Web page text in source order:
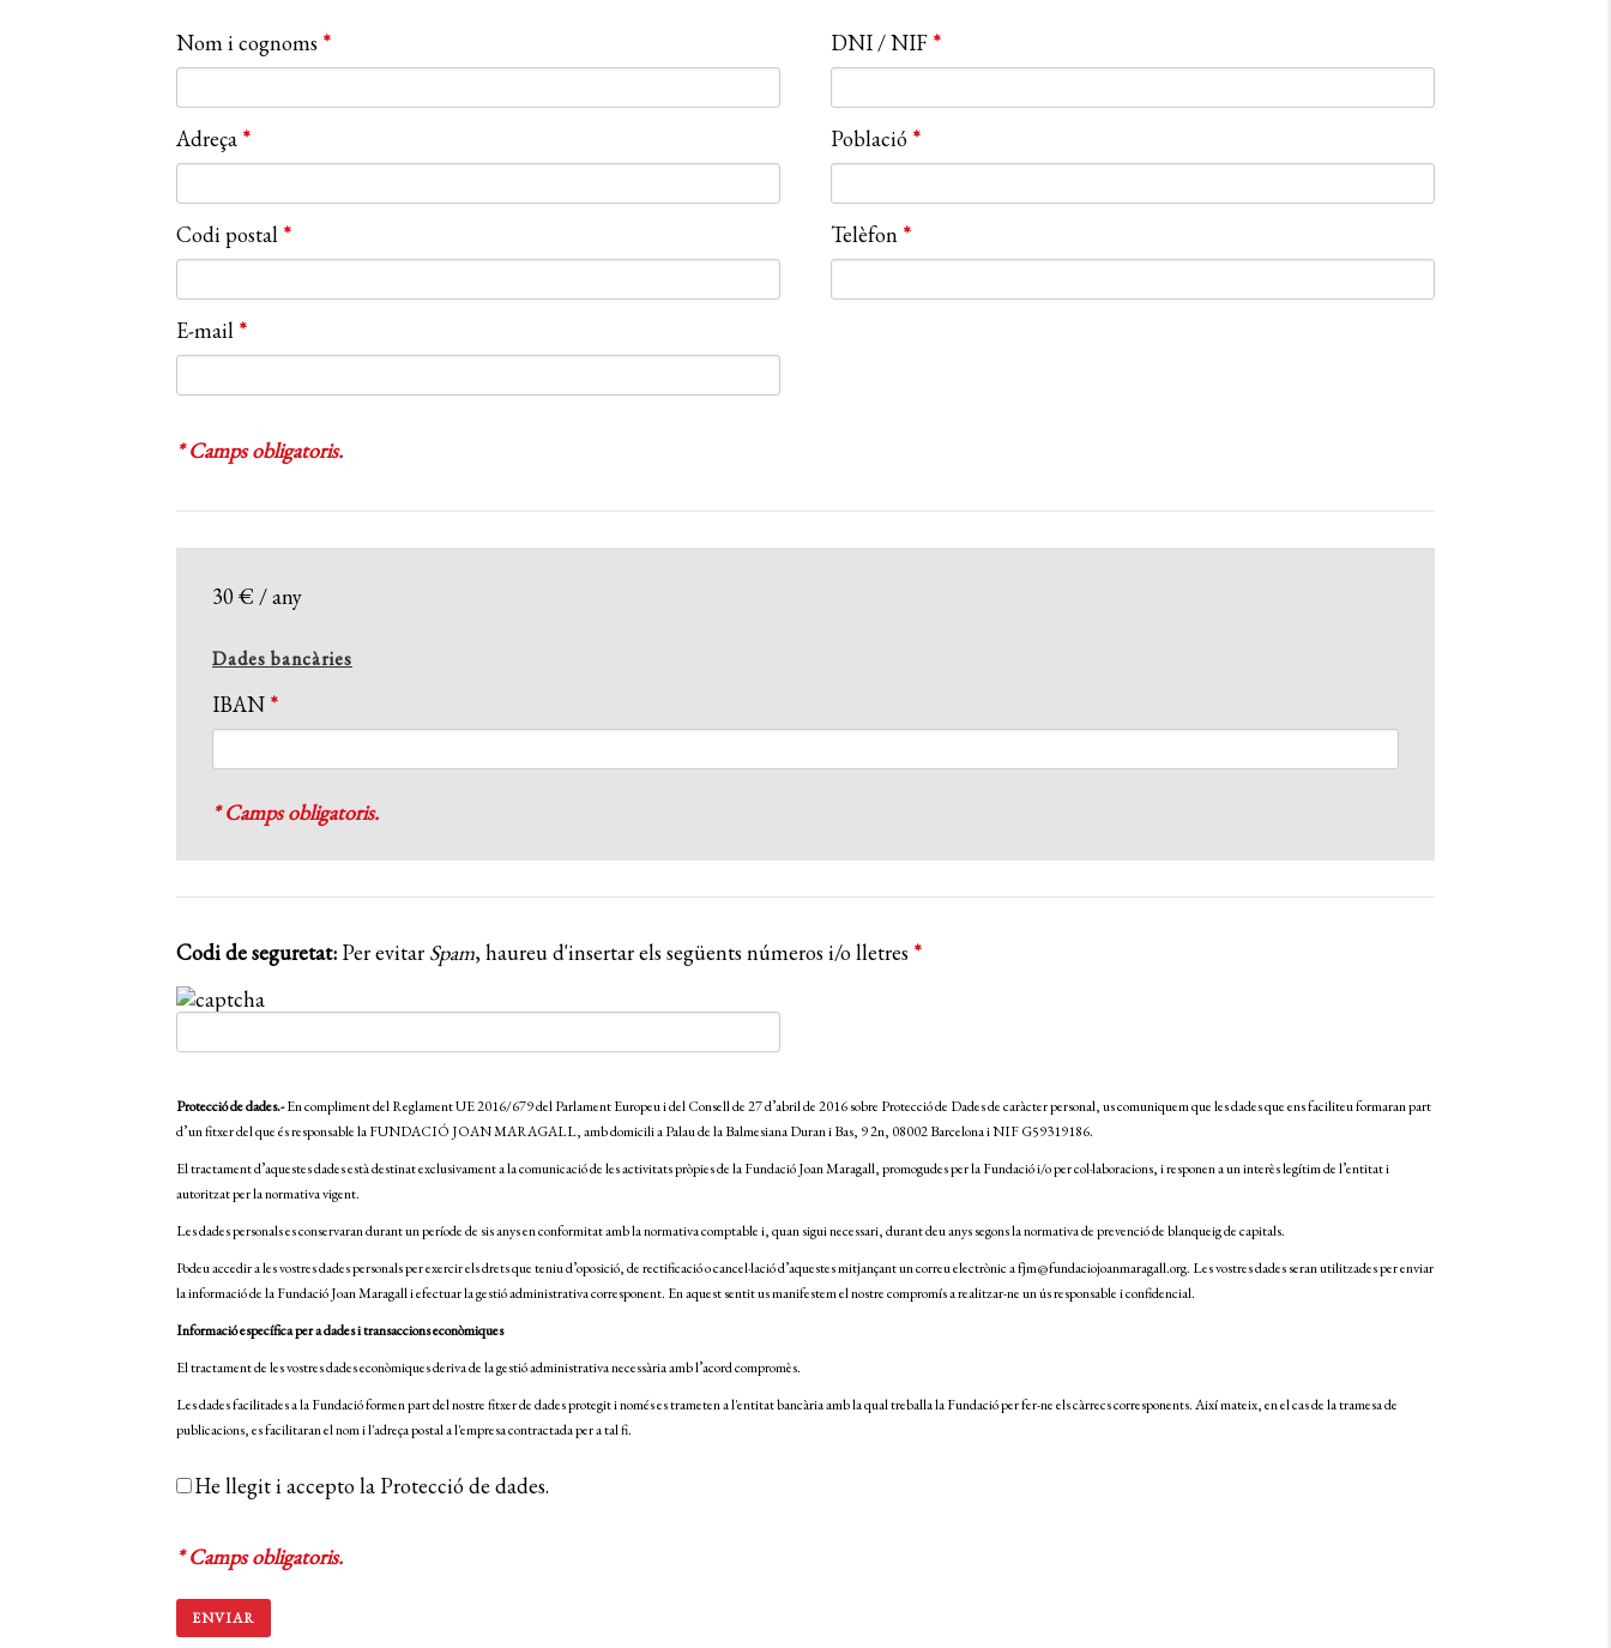
Nom i cognoms * DNI / NIF *
Adreça * Població *
Codi postal * Telèfon *
E-mail *
* Camps obligatoris.
30 € / any
Dades bancàries
IBAN *
* Camps obligatoris.
Codi de seguretat: Per evitar Spam, haureu d'insertar els següents números i/o lletres *
Protecció de dades.-En compliment del Reglament UE 2016/679 del Parlament Europeu i del Consell de 27 d’abril de 2016 sobre Protecció de Dades de caràcter personal, us comuniquem que les dades que ens faciliteu formaran part
d’un fitxer del que és responsable la FUNDACIÓ JOAN MARAGALL, amb domicili a Palau de la Balmesiana Duran i Bas, 9 2n, 08002 Barcelona i NIF G59319186.
El tractament d’aquestes dades està destinat exclusivament a la comunicació de les activitats pròpies de la Fundació Joan Maragall, promogudes per la Fundació i/o per col·laboracions, i responen a un interès legítim de l’entitat i
autoritzat per la normativa vigent.
Les dades personals es conservaran durant un període de sis anys en conformitat amb la normativa comptable i, quan sigui necessari, durant deu anys segons la normativa de prevenció de blanqueig de capitals.
Podeu accedir a les vostres dades personals per exercir els drets que teniu d’oposició, de rectificació o cancel·lació d’aquestes mitjançant un correu electrònic a fjm@fundaciojoanmaragall.org. Les vostres dades seran utilitzades per enviar
la informació de la Fundació Joan Maragall i efectuar la gestió administrativa corresponent. En aquest sentit us manifestem el nostre compromís a realitzar-ne un ús responsable i confidencial.
Informació específica per a dades i transaccions econòmiques
El tractament de les vostres dades econòmiques deriva de la gestió administrativa necessària amb l’acord compromès.
Les dades facilitades a la Fundació formen part del nostre fitxer de dades protegit i només es trameten a l'entitat bancària amb la qual treballa la Fundació per fer-ne els càrrecs corresponents. Així mateix, en el cas de la tramesa de
publicacions, es facilitaran el nom i l'adreça postal a l'empresa contractada per a tal fi.
He llegit i accepto la Protecció de dades.
* Camps obligatoris.
ENVIAR